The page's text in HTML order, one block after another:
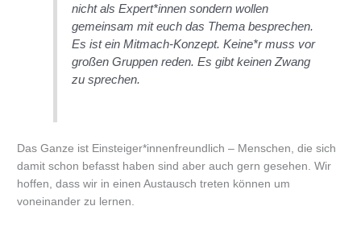
nicht als Expert*innen sondern wollen
gemeinsam mit euch das Thema besprechen.
Es ist ein Mitmach-Konzept. Keine*r muss vor
großen Gruppen reden. Es gibt keinen Zwang
zu sprechen.
Das Ganze ist Einsteiger*innenfreundlich – Menschen, die sich
damit schon befasst haben sind aber auch gern gesehen. Wir
hoffen, dass wir in einen Austausch treten können um
voneinander zu lernen.